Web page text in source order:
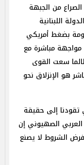
من الجبهة
اللبنانية
بضغط أمريكي
مواجهة مباشرة مع
سعت القوى
هو الإنزلاق نحو
تقودنا إلى حقيقة
العربي الصهيوني إن
الشروط لا يصنع